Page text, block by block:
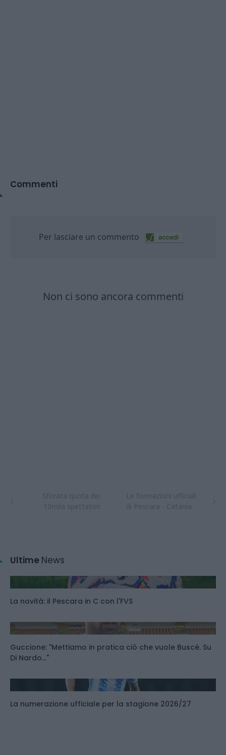
Commenti
Ultime News
La novità: il Pescara in C con l'FVS
Guccione: "Mettiamo in pratica ciò che vuole Buscè. Su
Di Nardo..."
La numerazione ufficiale per la stagione 2026/27